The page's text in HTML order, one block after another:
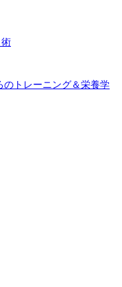
のトレーニング＆栄養学